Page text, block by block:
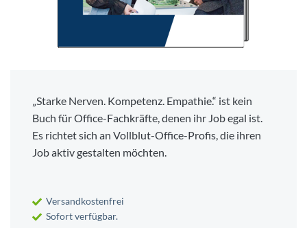
„Starke Nerven. Kompetenz. Empathie.“ ist kein
Buch für Office-Fachkräfte, denen ihr Job egal ist.
Es richtet sich an Vollblut-Office-Profis, die ihren
Job aktiv gestalten möchten.
Versandkostenfrei
Sofort verfügbar.